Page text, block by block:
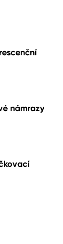
námrazy